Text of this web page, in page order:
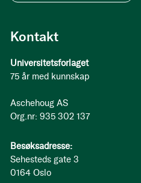
Kontakt
Universitetsforlaget
75 år med kunnskap
Aschehoug AS
Org.nr: 935 302 137
Besøksadresse:
Sehesteds gate 3
0164 Oslo